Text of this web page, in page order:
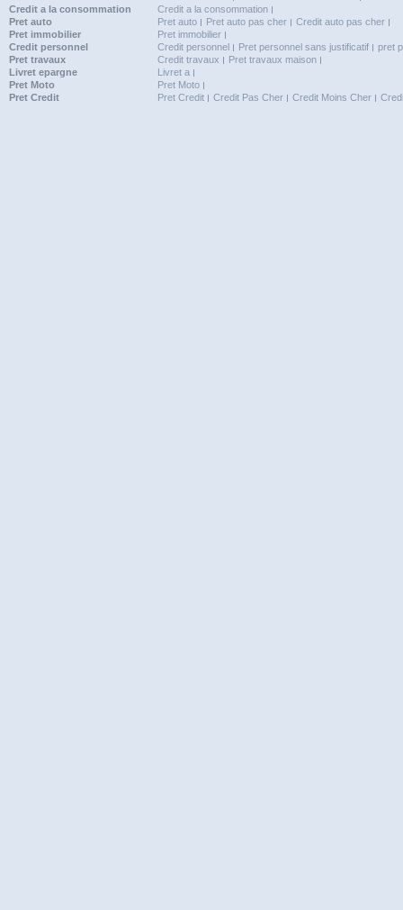
Credit a la consommation
Credit a la consommation
Pret auto
Pret auto Pret auto pas cher
Credit auto pas cher
Pret immobilier
Pret immobilier
Credit personnel
Credit personnel Pret personnel sans justificatif
pret
Pret travaux
Credit travaux
Pret travaux maison
Livret epargne
Livret a
Pret Moto
Pret Moto
Pret Credit
Pret Credit Credit Pas Cher Credit Moins Cher